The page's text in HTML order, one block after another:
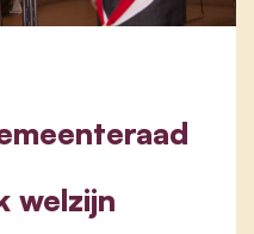
welzijn